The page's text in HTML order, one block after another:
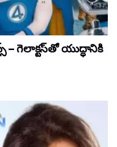
– గెలాక్టస్‌తో యుద్ధానికి